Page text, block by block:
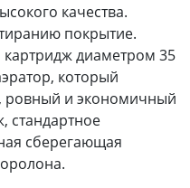
качества.
покрытие.
диаметром 35
который
ровный и экономичный
стандартное
сберегающая